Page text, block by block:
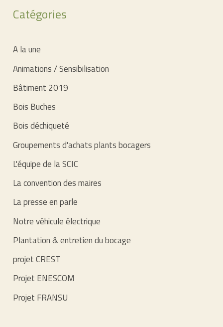
Catégories
A la une
Animations / Sensibilisation
Bâtiment 2019
Bois Buches
Bois déchiqueté
Groupements d'achats plants bocagers
L'équipe de la SCIC
La convention des maires
La presse en parle
Notre véhicule électrique
Plantation & entretien du bocage
projet CREST
Projet ENESCOM
Projet FRANSU